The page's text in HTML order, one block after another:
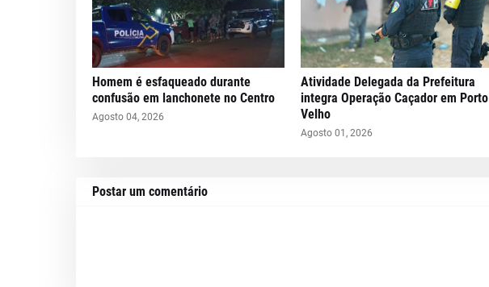
Homem é esfaqueado durante
confusão em lanchonete no Centro
Agosto 04, 2026
Atividade Delegada da Prefeitura
integra Operação Caçador em Porto
Velho
Agosto 01, 2026
Postar um comentário